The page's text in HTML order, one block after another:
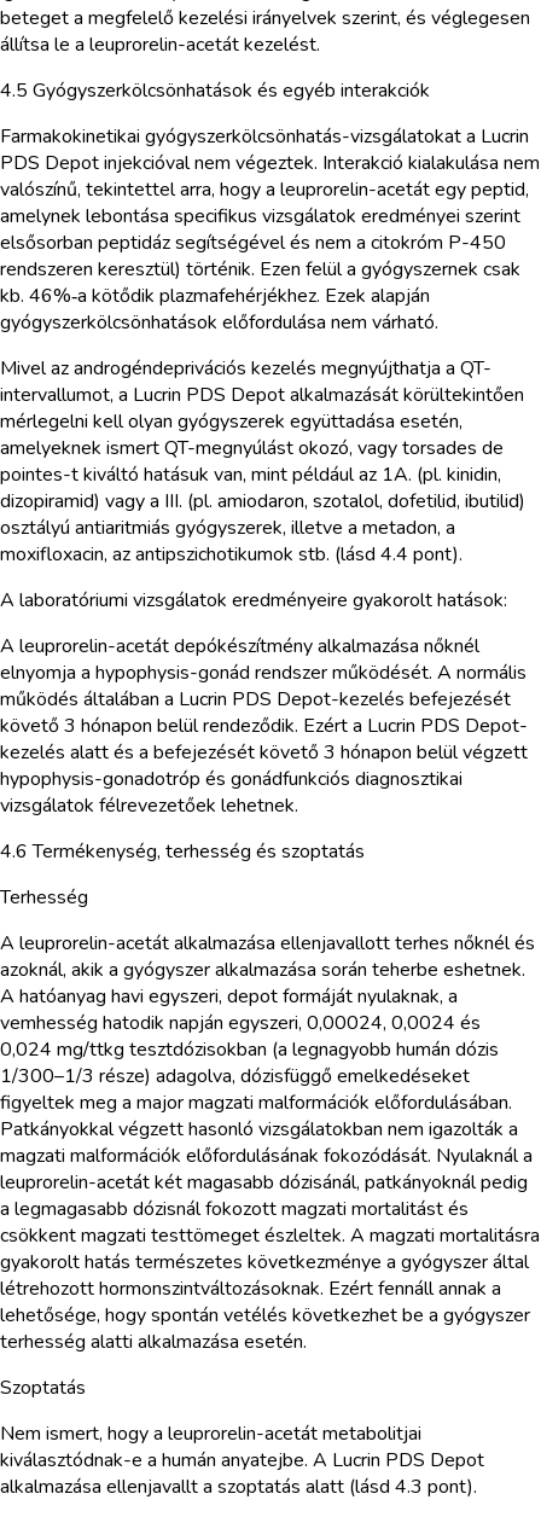
beteget a megfelelő kezelési irányelvek szerint, és véglegesen
állítsa le a leuprorelin-acetát kezelést.
4.5 Gyógyszerkölcsönhatások és egyéb interakciók
Farmakokinetikai gyógyszerkölcsönhatás-vizsgálatokat a Lucrin
PDS Depot injekcióval nem végeztek. Interakció kialakulása nem
valószínű, tekintettel arra, hogy a leuprorelin-acetát egy peptid,
amelynek lebontása specifikus vizsgálatok eredményei szerint
elsősorban peptidáz segítségével és nem a citokróm P-450
rendszeren keresztül) történik. Ezen felül a gyógyszernek csak
kb. 46%‑a kötődik plazmafehérjékhez. Ezek alapján
gyógyszerkölcsönhatások előfordulása nem várható.
Mivel az androgéndeprivációs kezelés megnyújthatja a QT-
intervallumot, a Lucrin PDS Depot alkalmazását körültekintően
mérlegelni kell olyan gyógyszerek együttadása esetén,
amelyeknek ismert QT-megnyúlást okozó, vagy torsades de
pointes-t kiváltó hatásuk van, mint például az 1A. (pl. kinidin,
dizopiramid) vagy a III. (pl. amiodaron, szotalol, dofetilid, ibutilid)
osztályú antiaritmiás gyógyszerek, illetve a metadon, a
moxifloxacin, az antipszichotikumok stb. (lásd 4.4 pont).
A laboratóriumi vizsgálatok eredményeire gyakorolt hatások:
A leuprorelin-acetát depókészítmény alkalmazása nőknél
elnyomja a hypophysis-gonád rendszer működését. A normális
működés általában a Lucrin PDS Depot-kezelés befejezését
követő 3 hónapon belül rendeződik. Ezért a Lucrin PDS Depot-
kezelés alatt és a befejezését követő 3 hónapon belül végzett
hypophysis-gonadotróp és gonádfunkciós diagnosztikai
vizsgálatok félrevezetőek lehetnek.
4.6 Termékenység, terhesség és szoptatás
Terhesség
A leuprorelin-acetát alkalmazása ellenjavallott terhes nőknél és
azoknál, akik a gyógyszer alkalmazása során teherbe eshetnek.
A hatóanyag havi egyszeri, depot formáját nyulaknak, a
vemhesség hatodik napján egyszeri, 0,00024, 0,0024 és
0,024 mg/ttkg tesztdózisokban (a legnagyobb humán dózis
1/300–1/3 része) adagolva, dózisfüggő emelkedéseket
figyeltek meg a major magzati malformációk előfordulásában.
Patkányokkal végzett hasonló vizsgálatokban nem igazolták a
magzati malformációk előfordulásának fokozódását. Nyulaknál a
leuprorelin-acetát két magasabb dózisánál, patkányoknál pedig
a legmagasabb dózisnál fokozott magzati mortalitást és
csökkent magzati testtömeget észleltek. A magzati mortalitásra
gyakorolt hatás természetes következménye a gyógyszer által
létrehozott hormonszintváltozásoknak. Ezért fennáll annak a
lehetősége, hogy spontán vetélés következhet be a gyógyszer
terhesség alatti alkalmazása esetén.
Szoptatás
Nem ismert, hogy a leuprorelin-acetát metabolitjai
kiválasztódnak-e a humán anyatejbe. A Lucrin PDS Depot
alkalmazása ellenjavallt a szoptatás alatt (lásd 4.3 pont).